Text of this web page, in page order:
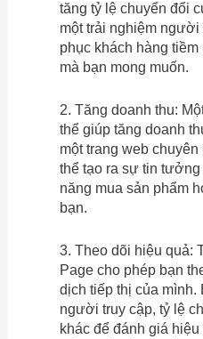
tăng tỷ lệ chuyển đổi
một trải nghiệm người
phục khách hàng
mà bạn mong muốn.
2. Tăng doanh thu:
thể giúp tăng doanh
một trang web
thể tạo ra sự tin
năng mua sản phẩm
bạn.
3. Theo dõi hiệu quả:
Page cho phép bạn
dịch tiếp thị của
người truy cập, tỷ lệ
khác để đánh giá